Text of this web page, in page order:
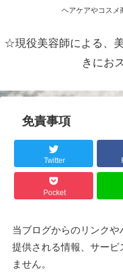
ヘアケアやコスメ
☆現役美容師による、
きにお
免責事項
Twitter
Pocket
当ブログからのリンク
提供される情報、サー
ません。